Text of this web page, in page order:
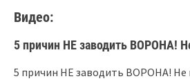
Видео:
5 причин НЕ заводить ВОРОНА!
5 причин НЕ заводить ВОРОНА! Не